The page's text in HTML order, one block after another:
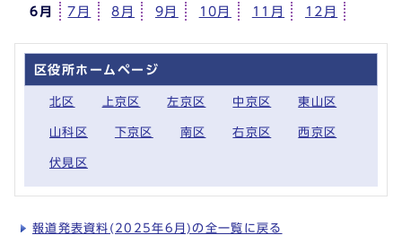
6月 7月 8月 9月 10月 11月 12月
区役所ホームページ
北区 上京区 左京区 中京区 東山区
山科区 下京区 南区 右京区 西京区
伏見区
報道発表資料(2025年6月)の全一覧に戻る